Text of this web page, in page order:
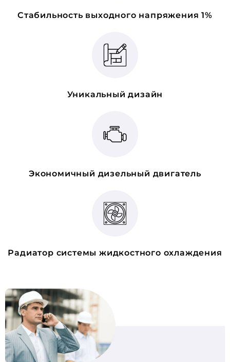
Стабильность выходного напряжения 1%
Уникальный дизайн
Экономичный дизельный двигатель
Радиатор системы жидкостного охлаждения